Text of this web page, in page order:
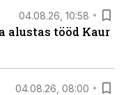
04.08.26, 10:58
alustas tööd Kaur
04.08.26, 08:00